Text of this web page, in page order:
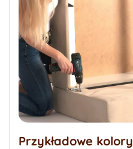
Przykładowe kolory